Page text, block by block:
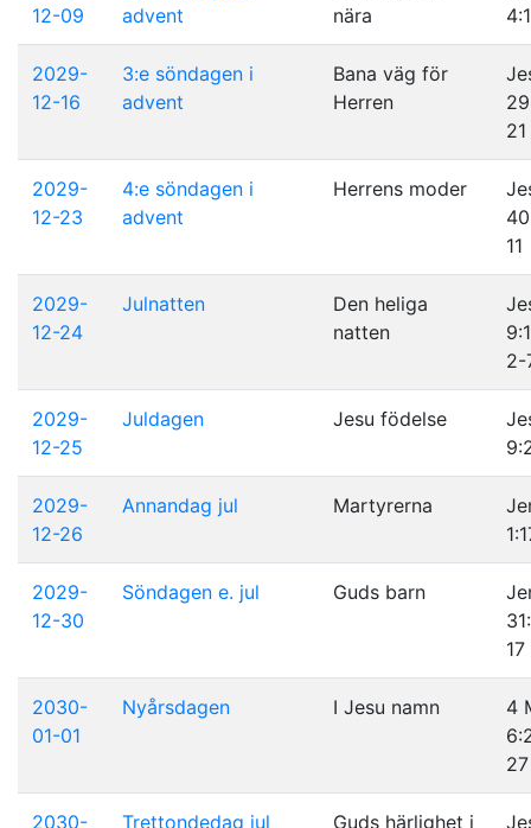
12-09
advent
nära
2029-
12-16
3:e söndagen i
advent
Bana väg för
Herren
21
2029-
12-23
4:e söndagen i
advent
Herrens moder
11
2029-
12-24
Julnatten
Den heliga
natten
2-
2029-
12-25
Juldagen Jesu födelse
2029-
12-26
Annandag jul Martyrerna
2029-
12-30
Söndagen e. jul Guds barn
17
2030-
01-01
Nyårsdagen I Jesu namn
4
27
2030- Trettondedag jul Guds härlighet i